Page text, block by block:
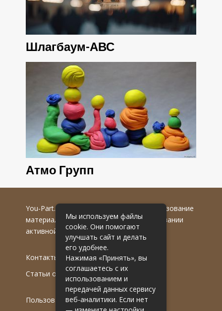
Шлагбаум-АВС
Атмо Групп
You-Part.ru
© 2016-2022 гг. Любое использование
материалов допускается только при указании
активной гиперссылки на первоисточник.
Контакты
Статьи от эксперта
Пользовательское соглашение
Мы используем файлы
cookie. Они помогают
улучшать сайт и делать
его удобнее.
Нажимая «Принять», вы
соглашаетесь с их
использованием и
передачей данных сервису
веб-аналитики. Если нет